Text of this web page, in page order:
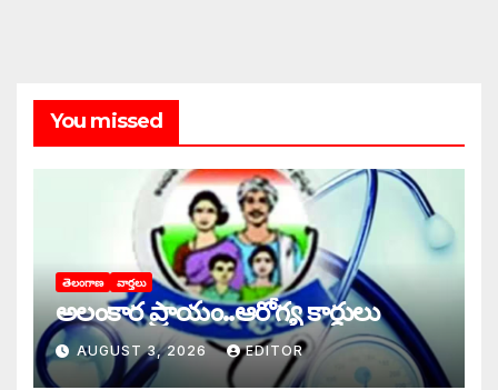
You missed
తెలంగాణ వార్తలు
అలంకార ప్రాయం..ఆరోగ్య కార్డులు
AUGUST 3, 2026 EDITOR